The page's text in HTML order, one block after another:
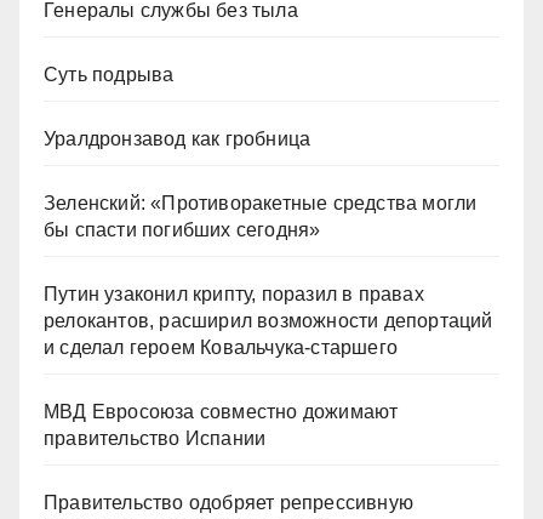
Генералы службы без тыла
Суть подрыва
Уралдронзавод как гробница
Зеленский: «Противоракетные средства могли
бы спасти погибших сегодня»
Путин узаконил крипту, поразил в правах
релокантов, расширил возможности депортаций
и сделал героем Ковальчука-старшего
МВД Евросоюза совместно дожимают
правительство Испании
Правительство одобряет репрессивную